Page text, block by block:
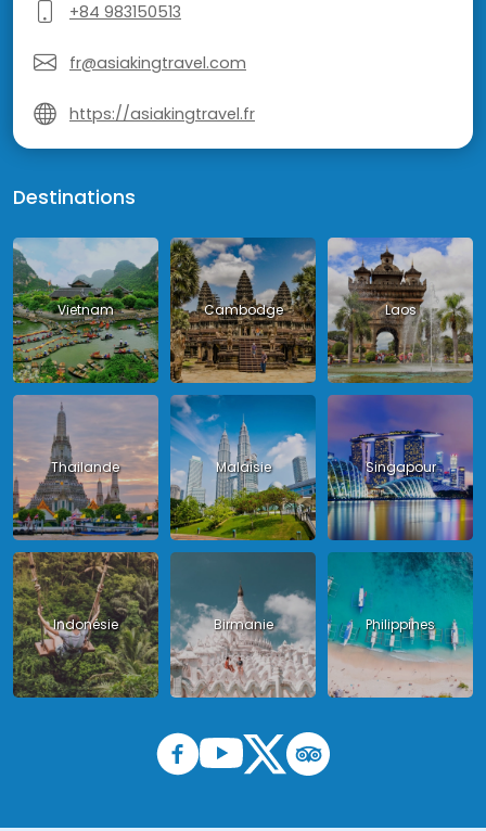
+84 983150513
fr@asiakingtravel.com
https://asiakingtravel.fr
Destinations
Vietnam Cambodge Laos
Thailande Malaisie Singapour
Indonésie Birmanie Philippines